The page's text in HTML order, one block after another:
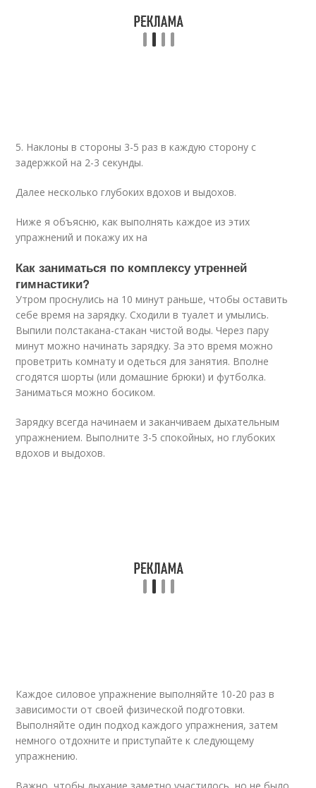
5. Наклоны в стороны 3-5 раз в каждую сторону с
задержкой на 2-3 секунды.
Далее несколько глубоких вдохов и выдохов.
Ниже я объясню, как выполнять каждое из этих
упражнений и покажу их на
Как заниматься по комплексу утренней
гимнастики?
Утром проснулись на 10 минут раньше, чтобы оставить
себе время на зарядку. Сходили в туалет и умылись.
Выпили полстакана-стакан чистой воды. Через пару
минут можно начинать зарядку. За это время можно
проветрить комнату и одеться для занятия. Вполне
сгодятся шорты (или домашние брюки) и футболка.
Заниматься можно босиком.
Зарядку всегда начинаем и заканчиваем дыхательным
упражнением. Выполните 3-5 спокойных, но глубоких
вдохов и выдохов.
Каждое силовое упражнение выполняйте 10-20 раз в
зависимости от своей физической подготовки.
Выполняйте один подход каждого упражнения, затем
немного отдохните и приступайте к следующему
упражнению.